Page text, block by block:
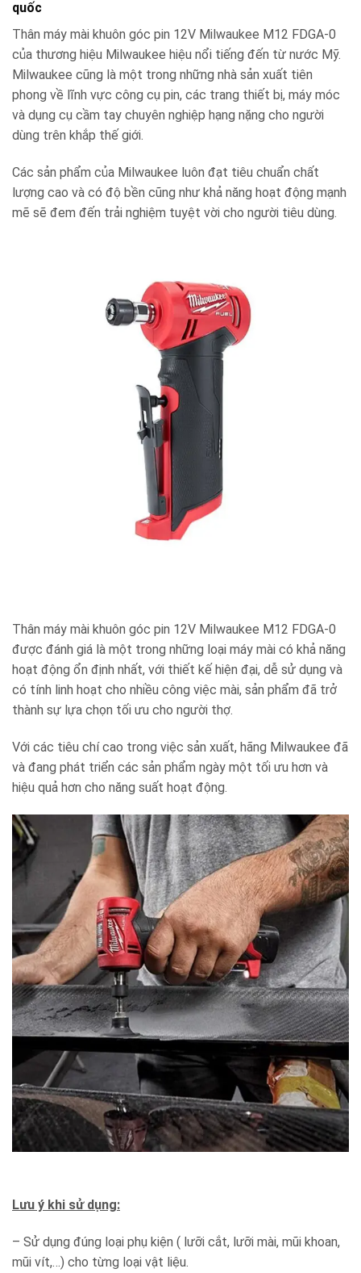
quốc
Thân máy mài khuôn góc pin 12V Milwaukee M12 FDGA-0
của thương hiệu Milwaukee hiệu nổi tiếng đến từ nước Mỹ.
Milwaukee cũng là một trong những nhà sản xuất tiên
phong về lĩnh vực công cụ pin, các trang thiết bị, máy móc
và dụng cụ cầm tay chuyên nghiệp hạng nặng cho người
dùng trên khắp thế giới.
Các sản phẩm của Milwaukee luôn đạt tiêu chuẩn chất
lượng cao và có độ bền cũng như khả năng hoạt động mạnh
mẽ sẽ đem đến trải nghiệm tuyệt vời cho người tiêu dùng.
Thân máy mài khuôn góc pin 12V Milwaukee M12 FDGA-0
được đánh giá là một trong những loại máy mài có khả năng
hoạt động ổn định nhất, với thiết kế hiện đại, dễ sử dụng và
có tính linh hoạt cho nhiều công việc mài, sản phẩm đã trở
thành sự lựa chọn tối ưu cho người thợ.
Với các tiêu chí cao trong việc sản xuất, hãng Milwaukee đã
và đang phát triển các sản phẩm ngày một tối ưu hơn và
hiệu quả hơn cho năng suất hoạt động.
Lưu ý khi sử dụng:
– Sử dụng đúng loại phụ kiện ( lưỡi cắt, lưỡi mài, mũi khoan,
mũi vít,…) cho từng loại vật liệu.